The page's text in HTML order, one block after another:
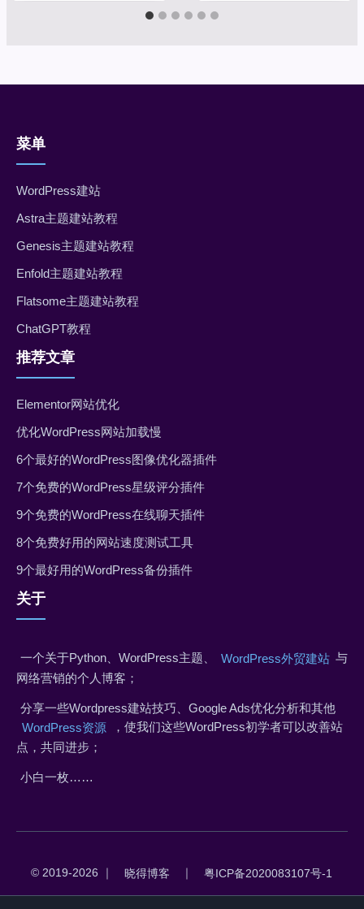
菜单
WordPress建站
Astra主题建站教程
Genesis主题建站教程
Enfold主题建站教程
Flatsome主题建站教程
ChatGPT教程
推荐文章
Elementor网站优化
优化WordPress网站加载慢
6个最好的WordPress图像优化器插件
7个免费的WordPress星级评分插件
9个免费的WordPress在线聊天插件
8个免费好用的网站速度测试工具
9个最好用的WordPress备份插件
关于
一个关于Python、WordPress主题、 WordPress外贸建站 与
网络营销的个人博客；
分享一些Wordpress建站技巧、Google Ads优化分析和其他
WordPress资源
，使我们这些WordPress初学者可以改善站
点，共同进步；
小白一枚……
© 2019-2026 ｜ 晓得博客 ｜ 粤ICP备2020083107号-1